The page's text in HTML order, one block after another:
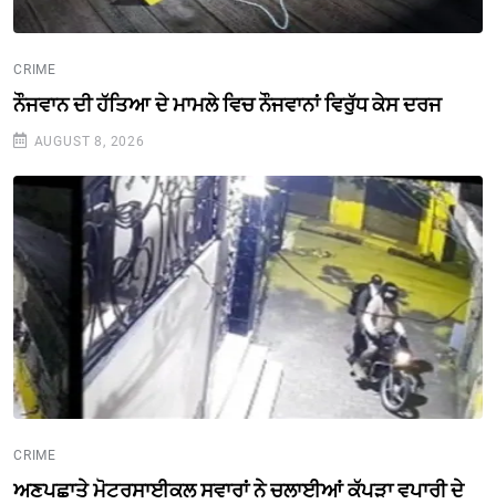
CRIME
ਨੌਜਵਾਨ ਦੀ ਹੱਤਿਆ ਦੇ ਮਾਮਲੇ ਵਿਚ ਨੌਜਵਾਨਾਂ ਵਿਰੁੱਧ ਕੇਸ ਦਰਜ
AUGUST 8, 2026
CRIME
ਅਣਪਛਾਤੇ ਮੋਟਰਸਾਈਕਲ ਸਵਾਰਾਂ ਨੇ ਚਲਾਈਆਂ ਕੱਪੜਾ ਵਪਾਰੀ ਦੇ